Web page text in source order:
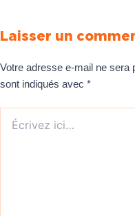
Laisser un
Votre adresse e-mail ne sera
sont indiqués avec *
ici…